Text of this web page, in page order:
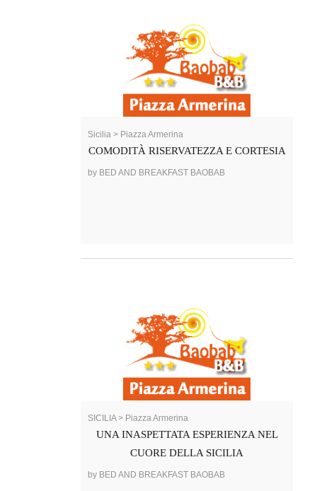
Sicilia > Piazza Armerina
COMODITÀ RISERVATEZZA E CORTESIA
by BED AND BREAKFAST BAOBAB
SICILIA > Piazza Armerina
UNA INASPETTATA ESPERIENZA NEL
CUORE DELLA SICILIA
by BED AND BREAKFAST BAOBAB